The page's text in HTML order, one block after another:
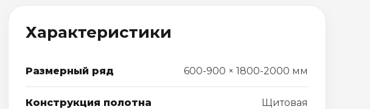
Характеристики
Размерный ряд 600-900 × 1800-2000 мм
Конструкция полотна Щитовая